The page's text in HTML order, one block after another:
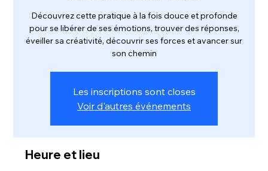
Découvrez cette pratique à la fois douce et profonde
pour se libérer de ses émotions, trouver des réponses,
éveiller sa créativité, découvrir ses forces et avancer sur
son chemin
Les inscriptions sont closes
Voir d'autres événements
Heure et lieu